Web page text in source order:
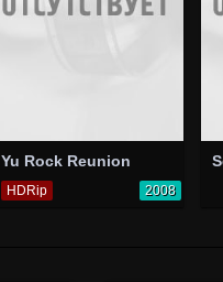
Yu Rock Reunion
HDRip 2008